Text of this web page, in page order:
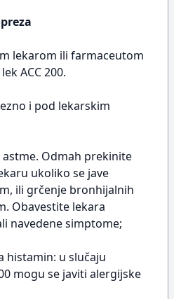
lekarom ili farmaceutom
ACC 200.
i pod lekarskim
Odmah prekinite
ukoliko se jave
ili grčenje bronhijalnih
Obavestite lekara
navedene simptome;
histamin: u slučaju
mogu se javiti alergijske